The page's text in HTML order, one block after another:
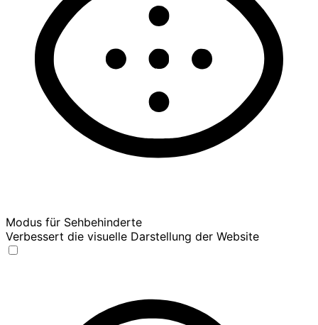
Modus für Sehbehinderte
Verbessert die visuelle Darstellung der Website